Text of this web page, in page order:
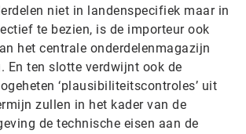
niet in landenspecifiek maar in
te bezien, is de importeur ook
het centrale onderdelenmagazijn
En ten slotte verdwijnt ook de
‘plausibiliteitscontroles’ uit
zullen in het kader van de
de technische eisen aan de